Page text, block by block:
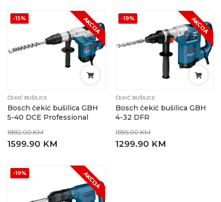
-15% AKCIJA
ČEKIĆ BUŠILICE
Bosch čekić bušilica GBH
5-40 DCE Professional
1892.00 KM
1599.90 KM
-19% AKCIJA
ČEKIĆ BUŠILICE
Bosch čekić bušilica GBH
4-32 DFR
1595.00 KM
1299.90 KM
-19% AKCIJA